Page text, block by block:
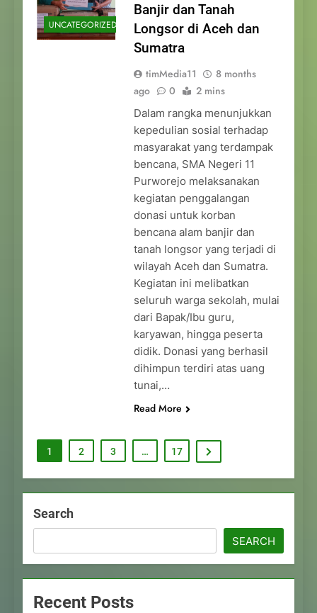
UNCATEGORIZED
Banjir dan Tanah
Longsor di Aceh dan
Sumatra
timMedia11
8 months
ago
0 2 mins
Dalam rangka menunjukkan
kepedulian sosial terhadap
masyarakat yang terdampak
bencana, SMA Negeri 11
Purworejo melaksanakan
kegiatan penggalangan
donasi untuk korban
bencana alam banjir dan
tanah longsor yang terjadi di
wilayah Aceh dan Sumatra.
Kegiatan ini melibatkan
seluruh warga sekolah, mulai
dari Bapak/Ibu guru,
karyawan, hingga peserta
didik. Donasi yang berhasil
dihimpun terdiri atas uang
tunai,…
Read More
1 2 3 … 17
Search
SEARCH
Recent Posts